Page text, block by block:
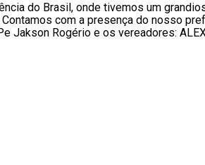
do Brasil, onde tivemos um
com a presença do nosso
Rogério e os vereadores: